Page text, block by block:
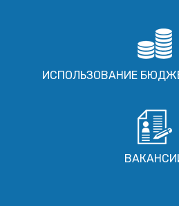
ИСПОЛЬЗОВАНИЕ